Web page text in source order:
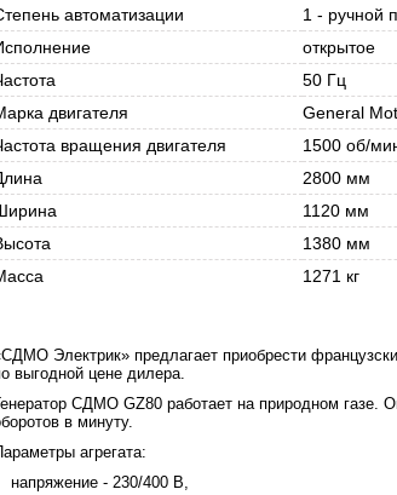
автоматизации
1 - ручной
открытое
50 Гц
двигателя
General
вращения двигателя
1500 об/
2800 мм
1120 мм
1380 мм
1271 кг
Электрик» предлагает приобрести
выгодной цене дилера.
СДМО GZ80 работает на природном газе.
в минуту.
агрегата:
напряжение - 230/400 В,